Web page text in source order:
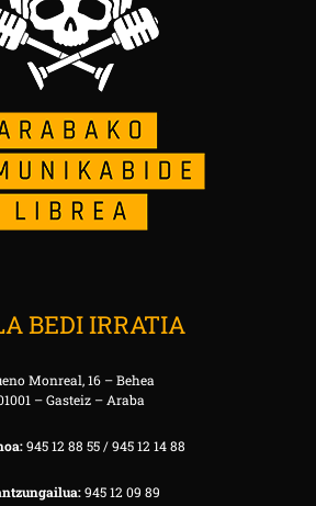
BEDI IRRATIA
Monreal, 16 – Behea
– Gasteiz – Araba
945 12 88 55 / 945 12 14 88
945 12 09 89